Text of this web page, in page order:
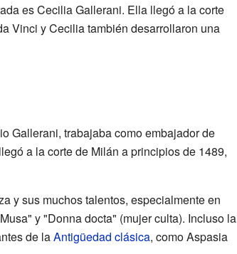
es Cecilia Gallerani. Ella llegó a la corte
Vinci y Cecilia también desarrollaron una
Gallerani, trabajaba como embajador de
a la corte de Milán a principios de 1489,
y sus muchos talentos, especialmente en
y "Donna docta" (mujer culta). Incluso la
de laAntigüedad clásica, como Aspasia